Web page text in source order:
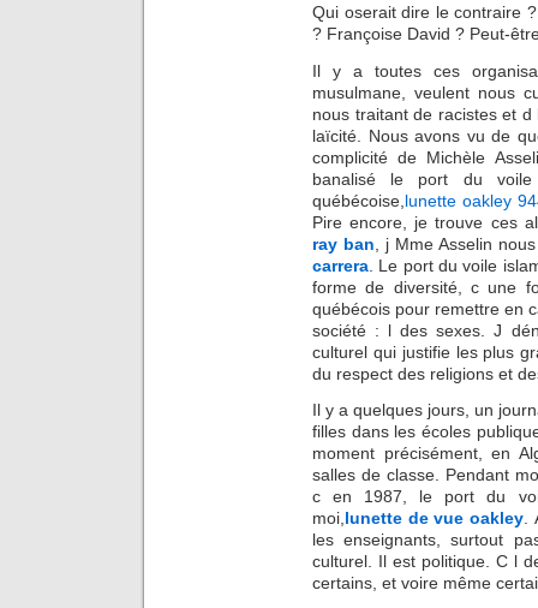
Qui oserait dire le contraire
? Françoise David ? Peut-
Il y a toutes ces
musulmane, veulent nous
nous traitant de racistes et
laïcité. Nous avons vu de
complicité de Michèle
banalisé le port du voile
québécoise, lunette oakley
Pire encore, je trouve ces
ray ban , j Mme Asselin
carrera . Le port du voile
forme de diversité, c une
québécois pour remettre en
société : l des sexes. J
culturel qui justifie les plus
du respect des religions et
Il y a quelques jours, un
filles dans les écoles
moment précisément, en
salles de classe. Pendant
c en 1987, le port du
moi, lunette de vue oakley
les enseignants, surtout
culturel. Il est politique. C l
certains, et voire même